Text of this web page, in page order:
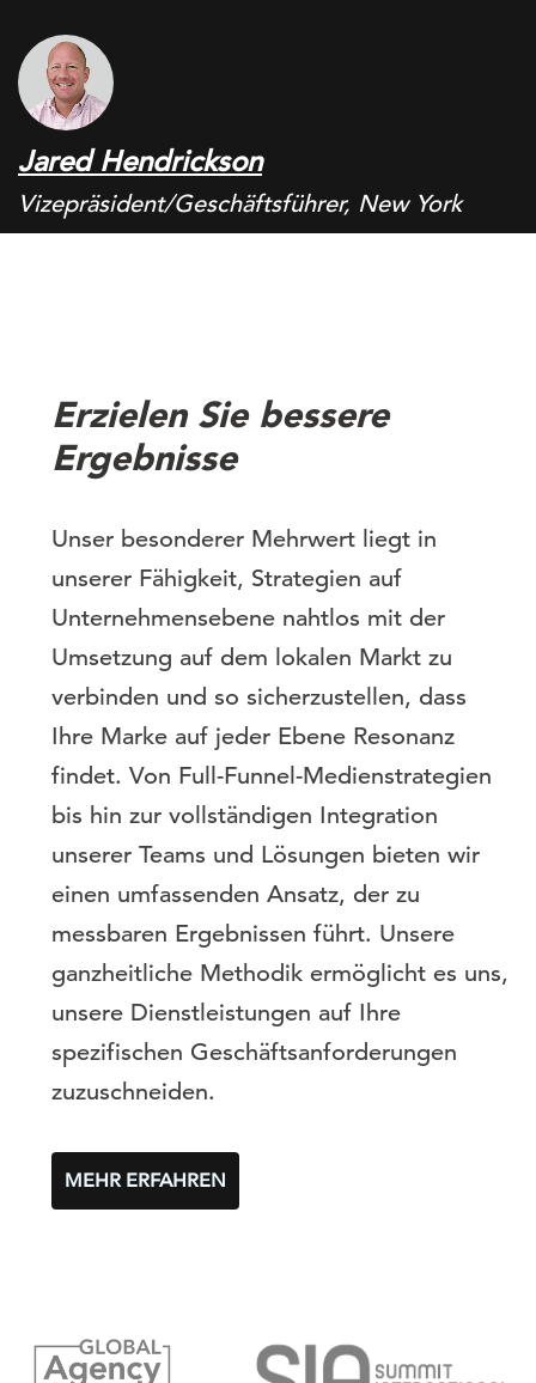
Jared Hendrickson
Vizepräsident/Geschäftsführer, New York
Erzielen Sie bessere
Ergebnisse
Unser besonderer Mehrwert liegt in
unserer Fähigkeit, Strategien auf
Unternehmensebene nahtlos mit der
Umsetzung auf dem lokalen Markt zu
verbinden und so sicherzustellen, dass
Ihre Marke auf jeder Ebene Resonanz
findet. Von Full-Funnel-Medienstrategien
bis hin zur vollständigen Integration
unserer Teams und Lösungen bieten wir
einen umfassenden Ansatz, der zu
messbaren Ergebnissen führt. Unsere
ganzheitliche Methodik ermöglicht es uns,
unsere Dienstleistungen auf Ihre
spezifischen Geschäftsanforderungen
zuzuschneiden.
MEHR ERFAHREN